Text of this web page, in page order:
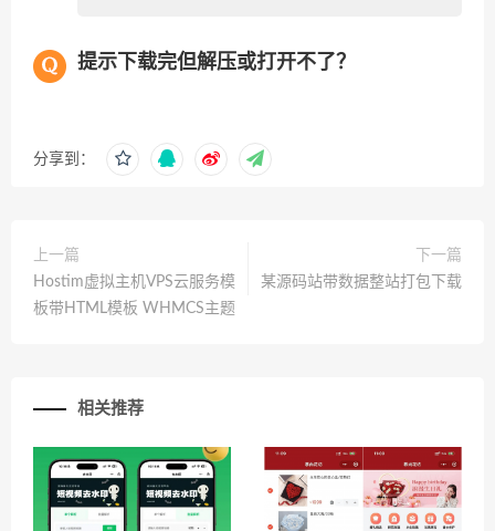
提示下载完但解压或打开不了？
分享到：
上一篇
Hostim虚拟主机VPS云服务模
板带HTML模板 WHMCS主题
下一篇
某源码站带数据整站打包下载
相关推荐